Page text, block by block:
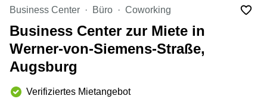
Düsseldorf
Büro
mieten
Köln
Büro
mieten
Essen
10
Berlin
Kienberger
Allee 4
Berlin
Schönefeld
Bahnhofstrasse
8 Hannover
Business Center Büro Coworking
Business Center zur Miete in
Werner-von-Siemens-Straße,
Augsburg
Verifiziertes Mietangebot